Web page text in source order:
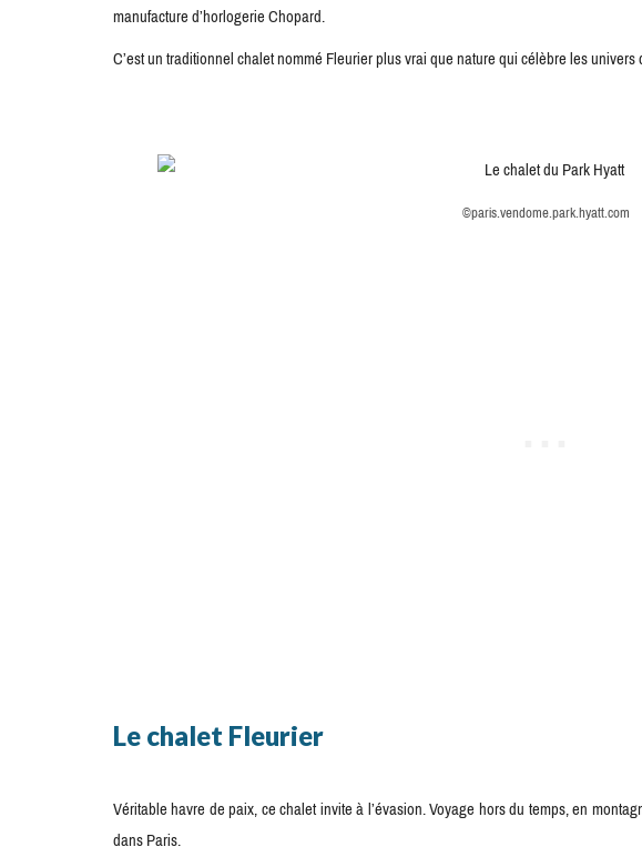
manufacture d’horlogerie Chopard.
C’est un traditionnel chalet nommé Fleurier plus vrai que nature qui célèbre les
©paris.vendome.park.hyatt.com
Le chalet Fleurier
Véritable havre de paix, ce chalet invite à l’évasion. Voyage hors du temps, en
dans Paris.